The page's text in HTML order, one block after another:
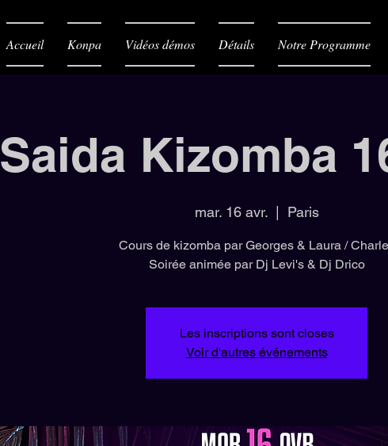
Accueil Konpa Vidéos démos Détails Notre Programme
Saida Kizomba
mar. 16 avr.
  |
Paris
Cours de kizomba par Georges & Laura /
Soirée animée par Dj Levi's & Dj Drico
Les inscriptions sont closes
Voir d'autres événements